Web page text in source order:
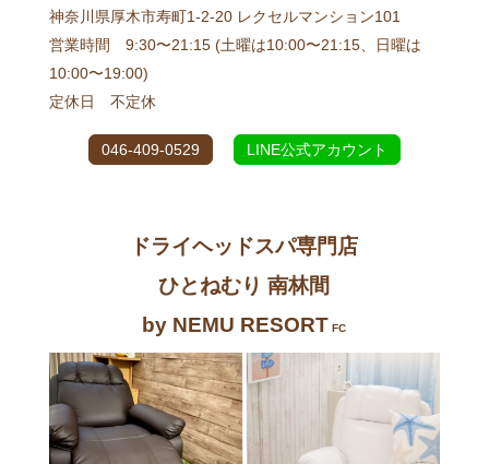
神奈川県厚木市寿町1-2-20 レクセルマンション101
営業時間 9:30〜21:15 (土曜は10:00〜21:15、日曜は
10:00〜19:00)
定休日 不定休
046-409-0529 LINE公式アカウント
ドライヘッドスパ専門店
ひとねむり 南林間
by NEMU RESORT FC